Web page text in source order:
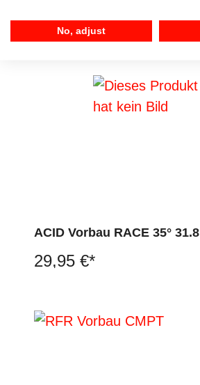
49,95 €*
ACID Vorbau RACE 35° 31.8
29,95 €*
No, adjust